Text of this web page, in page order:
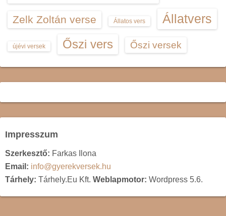
Zelk Zoltán verse Állatos vers Állatvers
újévi versek Őszi vers Őszi versek
Impresszum
Szerkesztő: Farkas Ilona
Email: info@gyerekversek.hu
Tárhely: Tárhely.Eu Kft. Weblapmotor: Wordpress 5.6.